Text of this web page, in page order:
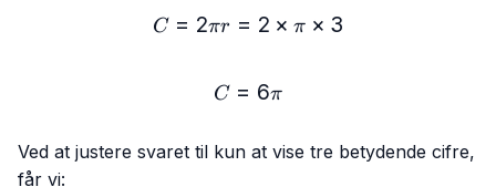
C = 2πr = 2 × π × 3
C = 2πr = 2 × π × 3
C = 6π
C = 6π
Ved at justere svaret til kun at vise tre betydende cifre,
får vi: